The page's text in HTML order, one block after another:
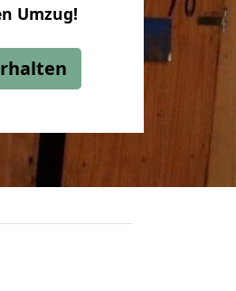
Umzug!